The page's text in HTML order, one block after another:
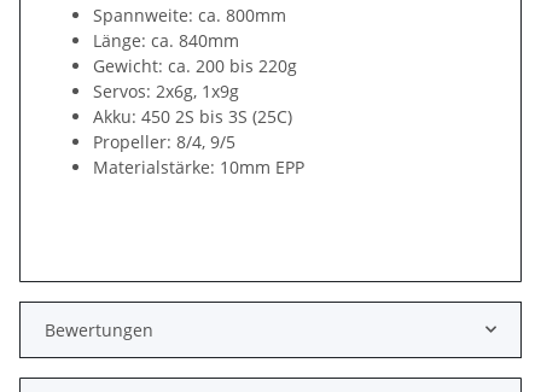
Spannweite: ca. 800mm
Länge: ca. 840mm
Gewicht: ca. 200 bis 220g
Servos: 2x6g, 1x9g
Akku: 450 2S bis 3S (25C)
Propeller: 8/4, 9/5
Materialstärke: 10mm EPP
Bewertungen